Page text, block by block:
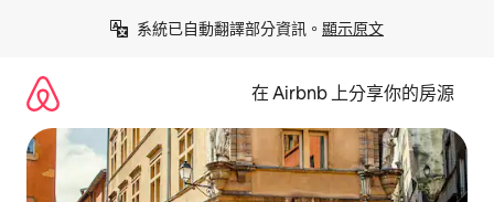
系統已自動翻譯部分資訊。 顯示原文
在 Airbnb 上分享你的房源